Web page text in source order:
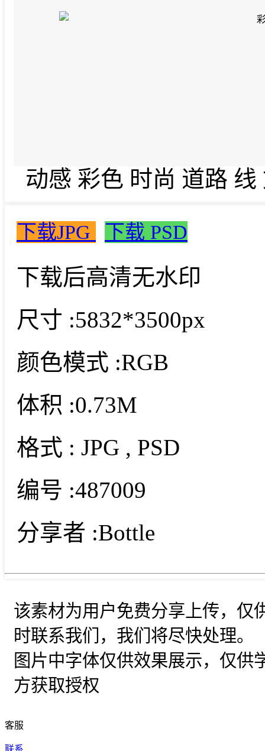
动感 彩色 时尚 道路
下载JPG 下载 PSD
下载后高清无水印
尺寸 :5832*3500px
颜色模式 :RGB
体积 :0.73M
格式 : JPG , PSD
编号 :487009
分享者 :Bottle
该素材为用户免费分享上传，仅
时联系我们，我们将尽快处理。
图片中字体仅供效果展示，仅供
方获取授权
客服